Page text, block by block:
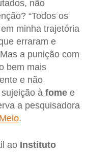
não
“Todos os
minha trajetória
erraram e
a punição com
bem mais
e não
sujeição à fome e
a pesquisadora
.
ao Instituto